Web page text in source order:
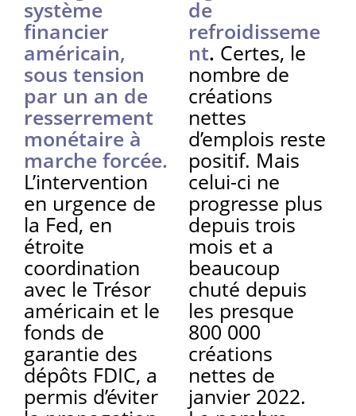
système
financier
américain,
sous tension
par un an de
resserrement
monétaire à
marche forcée.
L’intervention
en urgence de
la Fed, en
étroite
coordination
avec le Trésor
américain et le
fonds de
garantie des
dépôts FDIC, a
permis d’éviter
de
refroidisseme
nt. Certes, le
nombre de
créations
nettes
d’emplois reste
positif. Mais
celui-ci ne
progresse plus
depuis trois
mois et a
beaucoup
chuté depuis
les presque
800 000
créations
nettes de
janvier 2022.